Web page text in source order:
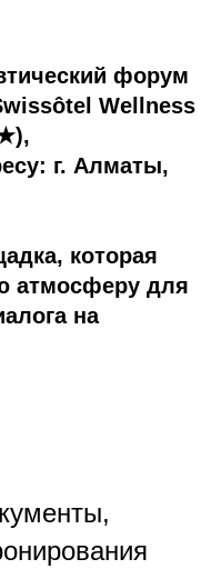
форум
Wellness
г. Алматы,
которая
атмосферу для
на